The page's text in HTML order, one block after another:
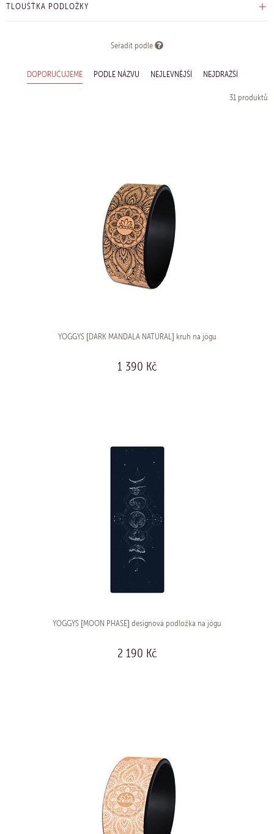
TLOUŠŤKA PODLOŽKY
Seřadit podle
DOPORUČUJEME PODLE NÁZVU NEJLEVNĚJŠÍ NEJDRAŽŠÍ
31 produktů
YOGGYS [DARK MANDALA NATURAL] kruh na jógu
1 390 Kč
YOGGYS [MOON PHASE] designová podložka na jógu
2 190 Kč